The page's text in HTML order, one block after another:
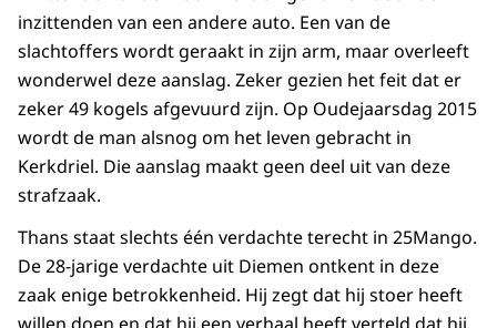
inzittenden van een andere auto. Een van de
slachtoffers wordt geraakt in zijn arm, maar overleeft
wonderwel deze aanslag. Zeker gezien het feit dat er
zeker 49 kogels afgevuurd zijn. Op Oudejaarsdag 2015
wordt de man alsnog om het leven gebracht in
Kerkdriel. Die aanslag maakt geen deel uit van deze
strafzaak.
Thans staat slechts één verdachte terecht in 25Mango.
De 28-jarige verdachte uit Diemen ontkent in deze
zaak enige betrokkenheid. Hij zegt dat hij stoer heeft